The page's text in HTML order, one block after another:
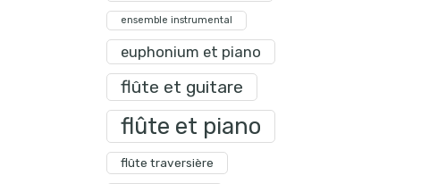
ensemble instrumental
euphonium et piano
flûte et guitare
flûte et piano
flûte traversière